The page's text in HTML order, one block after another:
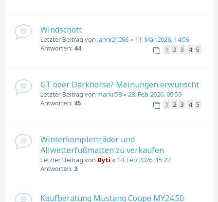
Windschott
Letzter Beitrag von janni21266 « 11. Mär 2026, 14:06
Antworten: 44 1 2 3 4 5
GT oder Darkhorse? Meinungen erwünscht
Letzter Beitrag von markii58 « 28. Feb 2026, 09:59
Antworten: 45 1 2 3 4 5
Winterkompletträder und
Allwetterfußmatten zu verkaufen
Letzter Beitrag von Byti « 14. Feb 2026, 15:22
Antworten: 3
Kaufberatung Mustang Coupe MY24.50